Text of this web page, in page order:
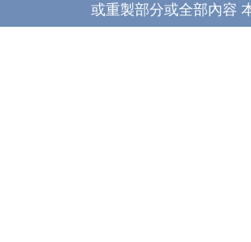
或重製部分或全部內容